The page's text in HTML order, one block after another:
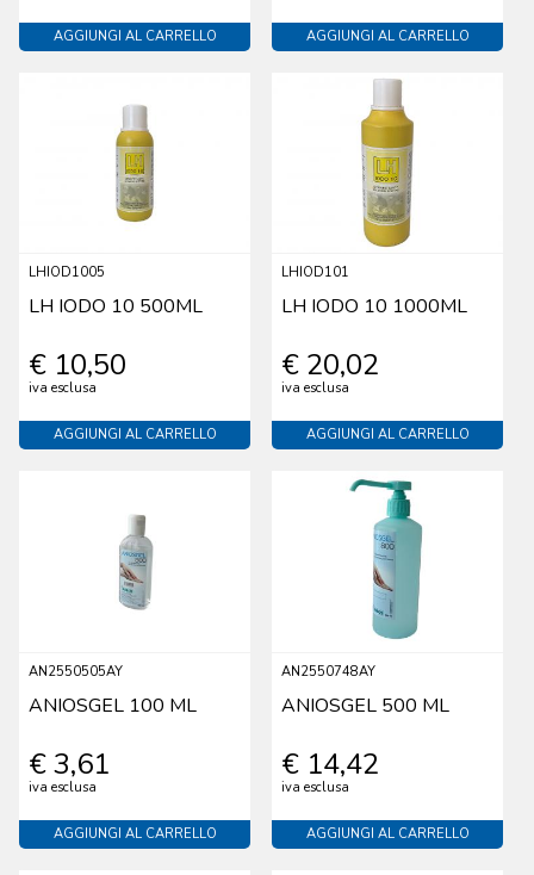
AGGIUNGI AL CARRELLO AGGIUNGI AL CARRELLO
LHIOD1005
LH IODO 10 500ML
€ 10,50
iva esclusa
AGGIUNGI AL CARRELLO
LHIOD101
LH IODO 10 1000ML
€ 20,02
iva esclusa
AGGIUNGI AL CARRELLO
AN2550505AY
ANIOSGEL 100 ML
€ 3,61
iva esclusa
AGGIUNGI AL CARRELLO
AN2550748AY
ANIOSGEL 500 ML
€ 14,42
iva esclusa
AGGIUNGI AL CARRELLO